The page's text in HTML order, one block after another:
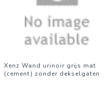
Xenz Wand urinoir grijs mat
(cement) zonder dekselgaten